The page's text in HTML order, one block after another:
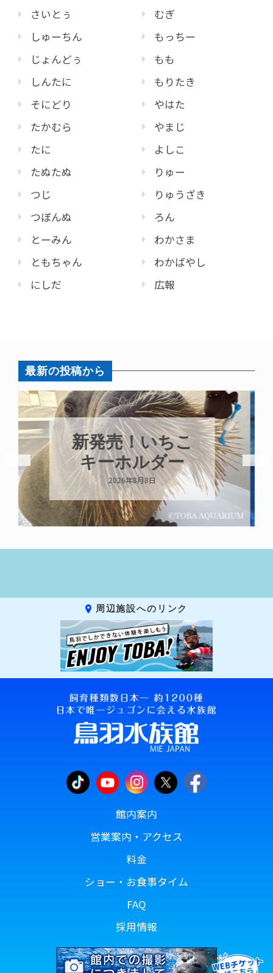
さいとぅ
しゅーちん
じょんどぅ
しんたに
そにどり
たかむら
たに
たぬたぬ
つじ
つぼんぬ
とーみん
ともちゃん
にしだ
むぎ
もっちー
もも
もりたき
やはた
やまじ
よしこ
りゅー
りゅうざき
ろん
わかさま
わかばやし
広報
最新の投稿から
パラオオウム
ガイが交接して
います
2026年8月7日
周辺施設へのリンク
館内案内
営業案内・アクセス
料金
ショー・お食事タイム
FAQ
採用情報